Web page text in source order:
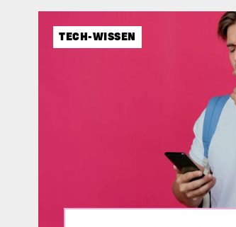
TECH-WISSEN